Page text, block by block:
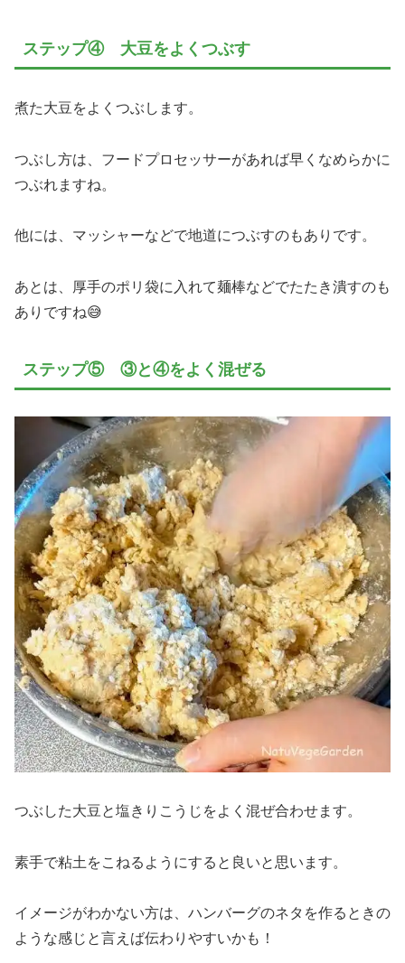
ステップ④ 大豆をよくつぶす
煮た大豆をよくつぶします。
つぶし方は、フードプロセッサーがあれば早くなめらかに
つぶれますね。
他には、マッシャーなどで地道につぶすのもありです。
あとは、厚手のポリ袋に入れて麺棒などでたたき潰すのも
ありですね😅
ステップ⑤ ③と④をよく混ぜる
つぶした大豆と塩きりこうじをよく混ぜ合わせます。
素手で粘土をこねるようにすると良いと思います。
イメージがわかない方は、ハンバーグのネタを作るときの
ような感じと言えば伝わりやすいかも！